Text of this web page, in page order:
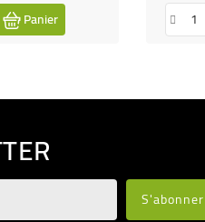
Panier